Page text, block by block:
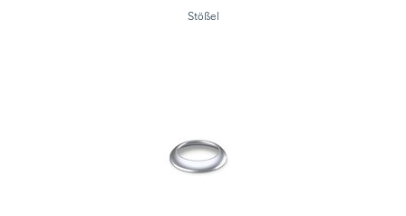
Stößel